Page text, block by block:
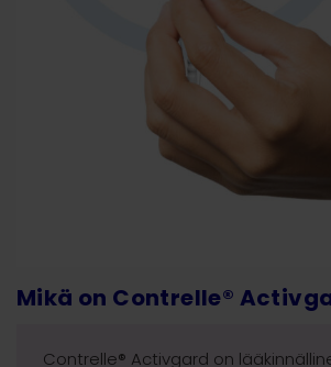
Mikä on Contrelle®
Contrelle® Activgard on